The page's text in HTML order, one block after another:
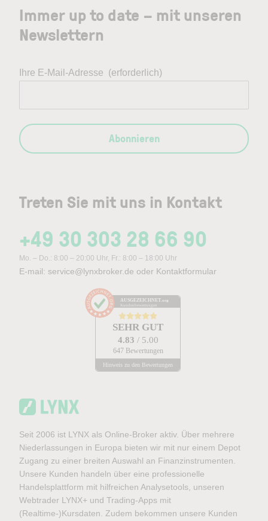
Treten Sie mit uns in Kontakt
+49 30 303 28 66 90
Mo. – Do.: 8:00 – 20:00 Uhr, Fr.: 8:00 – 18:00 Uhr
E-mail: service@lynxbroker.de oder Kontaktformular
AUSGEZEICHNET .org
Kundenbewertungen
SEHR GUT
4.83 / 5.00
647 Bewertungen
Hinweis zu den Bewertungen
Immer up to date – mit unseren
Newslettern
Ihre E-Mail-Adresse (erforderlich)
Abonnieren
Seit 2006 ist LYNX als Online-Broker aktiv. Über mehrere
Niederlassungen in Europa bieten wir mit nur einem Depot
Zugang zu einer breiten Auswahl an Finanzinstrumenten.
Unsere Kunden handeln über eine professionelle
Handelsplattform mit hilfreichen Analysetools, unseren
Webtrader LYNX+ und Trading-Apps mit
(Realtime-)Kursdaten. Zudem bekommen unsere Kunden